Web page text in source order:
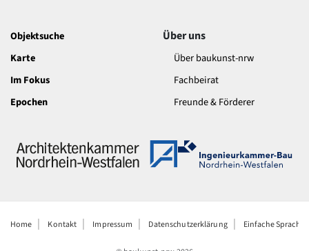
Objektsuche
Karte
Im Fokus
Epochen
Über uns
Über baukunst-nrw
Fachbeirat
Freunde & Förderer
Home Kontakt Impressum Datenschutzerklärung Einfache Sprache